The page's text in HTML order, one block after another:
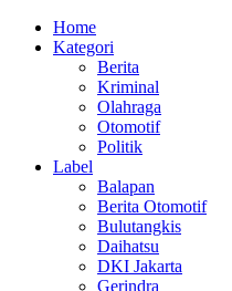
Home
Kategori
Berita
Kriminal
Olahraga
Otomotif
Politik
Label
Balapan
Berita Otomotif
Bulutangkis
Daihatsu
DKI Jakarta
Gerindra